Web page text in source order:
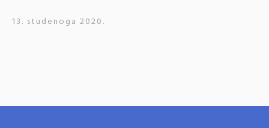
13. studenoga 2020.